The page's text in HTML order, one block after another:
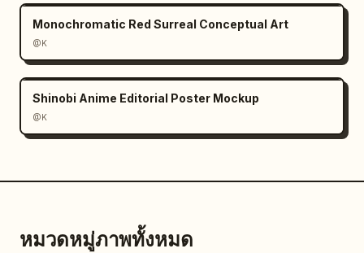
Monochromatic Red Surreal Conceptual Art
@K
Shinobi Anime Editorial Poster Mockup
@K
หมวดหมู่ภาพทั้งหมด